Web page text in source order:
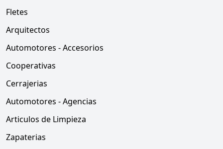
Fletes
Arquitectos
Automotores - Accesorios
Cooperativas
Cerrajerias
Automotores - Agencias
Articulos de Limpieza
Zapaterias